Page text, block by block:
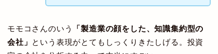
モモコさんのいう
「製造業の顔をした、知識集約型の
会社」 という表現がとてもしっくりきたしげる。投資